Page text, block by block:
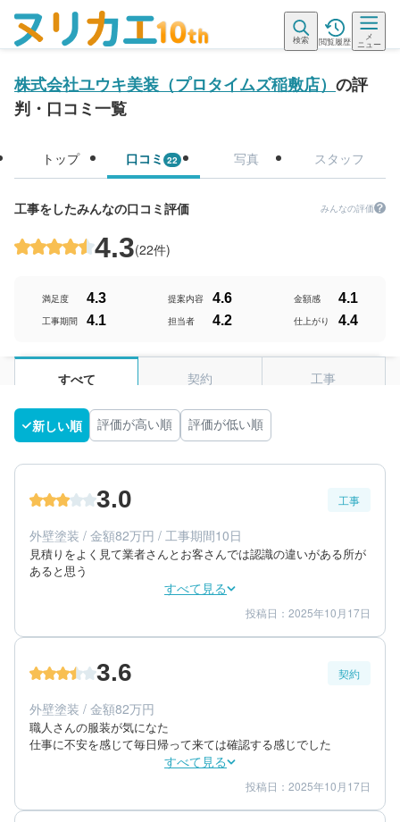
検索 閲覧履歴
メ
ニュー
株式会社ユウキ美装（プロタイムズ稲敷店） の評
判・口コミ一覧
トップ 口コミ 22 写真 スタッフ
工事をしたみんなの口コミ評価 みんなの評価
4.3(22件)
満足度 4.3 提案内容 4.6 金額感 4.1
工事期間 4.1 担当者 4.2 仕上がり 4.4
すべて 契約 工事
新しい順 評価が高い順 評価が低い順
3.0 工事
外壁塗装 / 金額82万円 / 工事期間10日
見積りをよく見て業者さんとお客さんでは認識の違いがある所が
あると思う
すべて見る
仕上がり 3
満足度 3
50代/男性/一戸建て
築年数：20年
投稿日：2025年10月17日
3.6 契約
外壁塗装 / 金額82万円
職人さんの服装が気になた
仕事に不安を感じて毎日帰って来ては確認する感じでした
すべて見る
金額感 3
担当者 3
投稿日：2025年10月17日